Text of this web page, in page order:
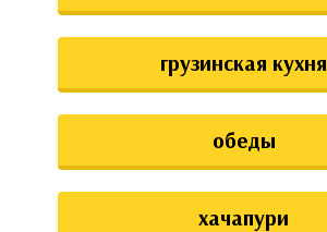
грузинская кухня
обеды
хачапури